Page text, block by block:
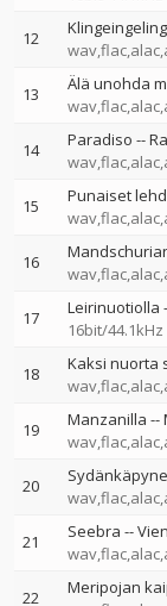
12 Klingeingeling
13 Älä unohda
14 Paradiso --
15 Punaiset
16
17 Leirinuotiolla
16bit/44.1kHz
18 Kaksi nuorta
19 Manzanilla --
20
21 Seebra --
22 Meripojan